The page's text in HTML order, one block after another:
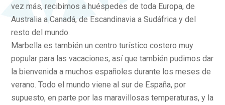
vez más, recibimos a huéspedes de toda Europa, de
Australia a Canadá, de Escandinavia a Sudáfrica y del
resto del mundo.
Marbella es también un centro turístico costero muy
popular para las vacaciones, así que también pudimos dar
la bienvenida a muchos españoles durante los meses de
verano. Todo el mundo viene al sur de España, por
supuesto, en parte por las maravillosas temperaturas, y la